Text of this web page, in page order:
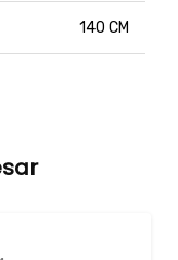
140 CM